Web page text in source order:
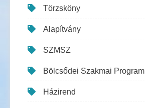
Törzsköny
Alapítvány
SZMSZ
Bölcsődei Szakmai Program
Házirend